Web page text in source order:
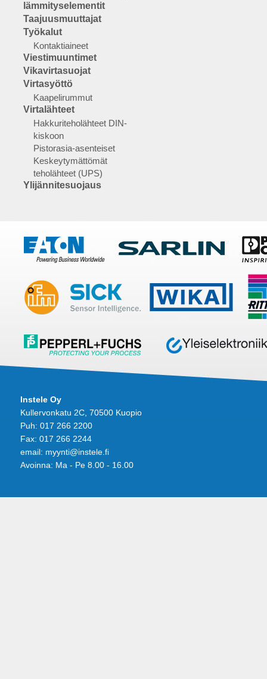
lämmityselementit
Taajuusmuuttajat
Työkalut
Kontaktiaineet
Viestimuuntimet
Vikavirtasuojat
Virtasyöttö
Kaapelirummut
Virtalähteet
Hakkuriteholähteet DIN-
kiskoon
Pistorasia-asenteiset
Keskeytymättömät
teholähteet (UPS)
Ylijännitesuojaus
Instele Oy
Kullervonkatu 2C, 70500 Kuopio
Puh: 017 266 2200
Fax: 017 266 2244
email: myynti@instele.fi
Avoinna: Ma - Pe 8.00 - 16.00